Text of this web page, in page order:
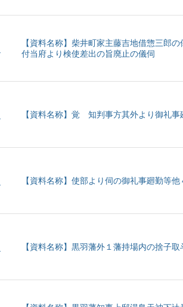
【資料名称】柴井町家主藤吉地借惣三郎
付当府より検使差出の旨廃止の儀伺
【資料名称】覚 知判事方其外より御礼
【資料名称】使部より伺の御礼事廻勤等
【資料名称】黒羽藩外１藩持場内の捨子